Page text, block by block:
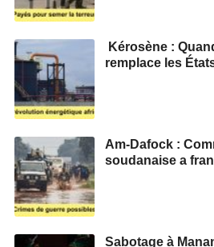
Kérosène :
remplace les
Am-Dafock :
soudanaise a
Sabotage à